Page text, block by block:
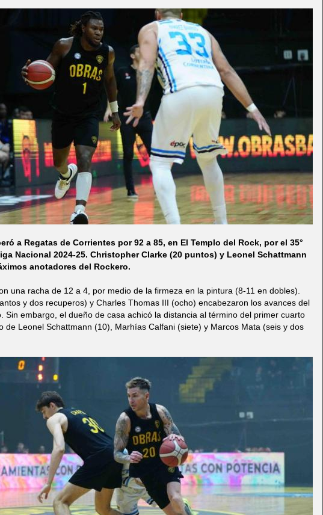
a Regatas de Corrientes por 92 a 85, en El Templo del Rock, por el 35°
Nacional 2024-25. Christopher Clarke (20 puntos) y Leonel Schattmann
anotadores del Rockero.
una racha de 12 a 4, por medio de la firmeza en la pintura (8-11 en dobles).
y dos recuperos) y Charles Thomas III (ocho) encabezaron los avances del
Sin embargo, el dueño de casa achicó la distancia al término del primer cuarto
de Leonel Schattmann (10), Marhías Calfani (siete) y Marcos Mata (seis y dos